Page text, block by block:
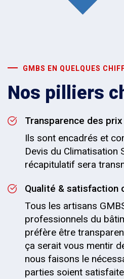
GMBS EN QUELQUES
Nos pilliers
Transparence des prix
Ils sont encadrés et
Devis du Climatisation
récapitulatif sera
Qualité & satisfaction
Tous les artisans
professionnels du
préfère être
ça serait vous mentir
nous faisons le
parties soient